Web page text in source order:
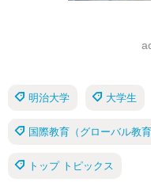
明治大学 大学生
国際教育（グローバル教育
トップ トピックス